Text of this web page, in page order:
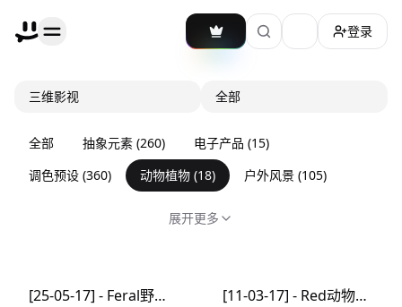
加载主题切换
登录
三维影视 全部
全部 抽象元素 (260) 电子产品 (15)
调色预设 (360) 动物植物 (18) 户外风景 (105)
展开更多
[25-05-17] - Feral野性动物的皮毛C4D动画工程文件分享 [11-03-17] - Red动物皮毛C4D动画工程文件分享